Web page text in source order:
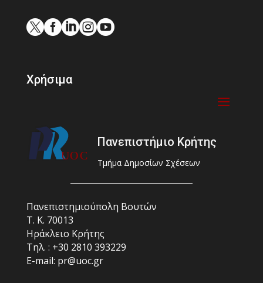

Χρήσιμα
Πανεπιστήμιο Κρήτης
Τμήμα Δημοσίων Σχέσεων
Πανεπιστημιούπολη Βουτών
Τ. Κ. 70013
Ηράκλειο Κρήτης
Τηλ. : +30 2810 393229
E-mail: pr@uoc.gr